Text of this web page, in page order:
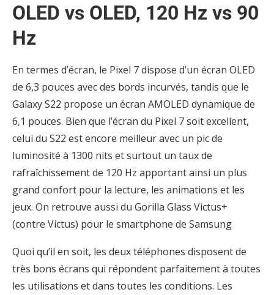
OLED vs OLED, 120 Hz vs 90
Hz
En termes d’écran, le Pixel 7 dispose d’un écran OLED
de 6,3 pouces avec des bords incurvés, tandis que le
Galaxy S22 propose un écran AMOLED dynamique de
6,1 pouces. Bien que l’écran du Pixel 7 soit excellent,
celui du S22 est encore meilleur avec un pic de
luminosité à 1300 nits et surtout un taux de
rafraîchissement de 120 Hz apportant ainsi un plus
grand confort pour la lecture, les animations et les
jeux. On retrouve aussi du Gorilla Glass Victus+
(contre Victus) pour le smartphone de Samsung
Quoi qu’il en soit, les deux téléphones disposent de
très bons écrans qui répondent parfaitement à toutes
les utilisations et dans toutes les conditions. Les